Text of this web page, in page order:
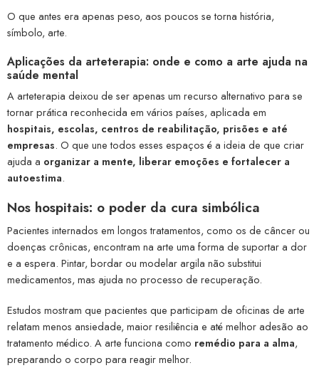
O que antes era apenas peso, aos poucos se torna história,
símbolo, arte.
Aplicações da arteterapia: onde e como a arte ajuda na
saúde mental
A arteterapia deixou de ser apenas um recurso alternativo para se
tornar prática reconhecida em vários países, aplicada em
hospitais, escolas, centros de reabilitação, prisões e até
empresas. O que une todos esses espaços é a ideia de que criar
ajuda a organizar a mente, liberar emoções e fortalecer a
autoestima.
Nos hospitais: o poder da cura simbólica
Pacientes internados em longos tratamentos, como os de câncer ou
doenças crônicas, encontram na arte uma forma de suportar a dor
e a espera. Pintar, bordar ou modelar argila não substitui
medicamentos, mas ajuda no processo de recuperação.
Estudos mostram que pacientes que participam de oficinas de arte
relatam menos ansiedade, maior resiliência e até melhor adesão ao
tratamento médico. A arte funciona como remédio para a alma,
preparando o corpo para reagir melhor.